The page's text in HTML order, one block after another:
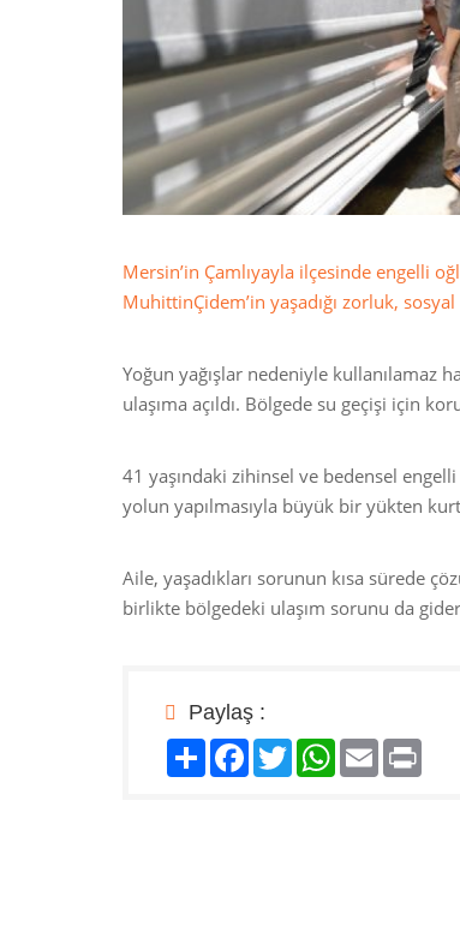
Mersin’in Çamlıyayla ilçesinde engelli
MuhittinÇidem’in yaşadığı zorluk,
Yoğun yağışlar nedeniyle kullanılamaz
ulaşıma açıldı. Bölgede su geçişi için
41 yaşındaki zihinsel ve bedensel
yolun yapılmasıyla büyük bir yükten
Aile, yaşadıkları sorunun kısa sürede
birlikte bölgedeki ulaşım sorunu da
Paylaş :
PaylaşFacebook
TwitterWhatsApp
Email